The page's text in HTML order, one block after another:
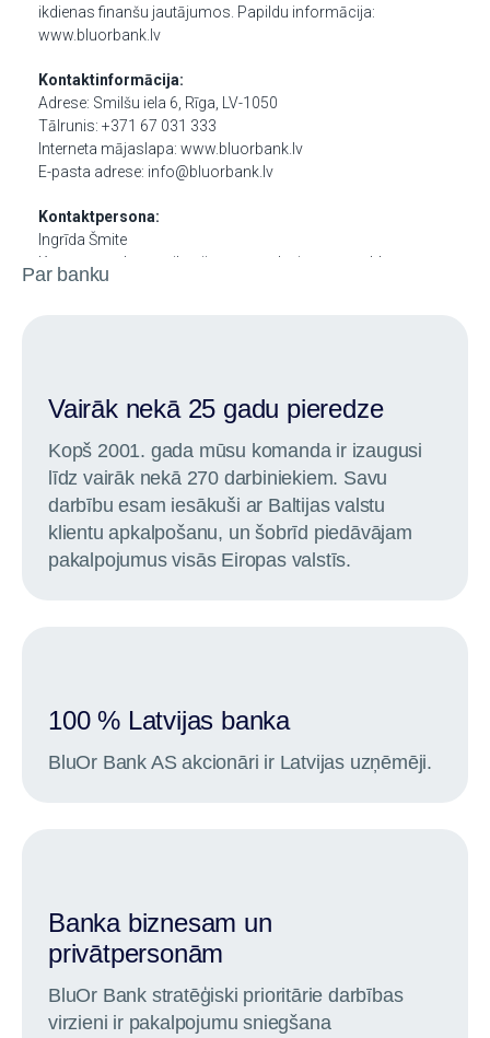
Par banku
Vairāk nekā 25 gadu pieredze
Kopš 2001. gada mūsu komanda ir izaugusi
līdz vairāk nekā 270 darbiniekiem. Savu
darbību esam iesākuši ar Baltijas valstu
klientu apkalpošanu, un šobrīd piedāvājam
pakalpojumus visās Eiropas valstīs.
100 % Latvijas banka
BluOr Bank AS akcionāri ir Latvijas uzņēmēji.
Banka biznesam un
privātpersonām
BluOr Bank stratēģiski prioritārie darbības
virzieni ir pakalpojumu sniegšana